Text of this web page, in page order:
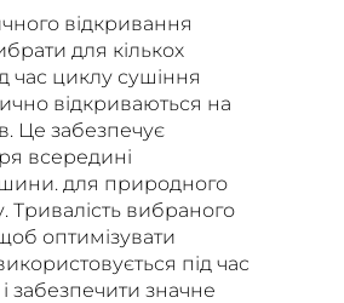
відкривання
для кількох
час циклу сушіння
відкриваються на
Це забезпечує
всередині
для природного
Тривалість вибраного
оптимізувати
під час
забезпечити значне